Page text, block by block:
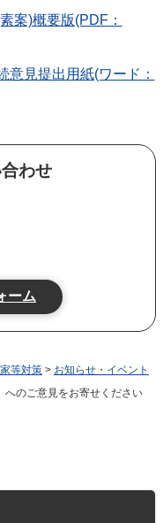
案)概要版(PDF：
意見提出用紙(ワード：
わせ
等対策 > お知らせ・イベント
へのご意見をお寄せください